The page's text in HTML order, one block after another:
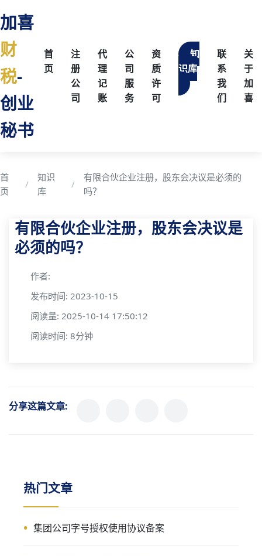
加喜
财
税-
创业
秘书
首
页
注
册
公
司
代
理
记
账
公
司
服
务
资
质
许
可
知
识库
联
系
我
们
关
于
加
喜
首
页
知识
库
有限合伙企业注册，股东会决议是必须的
吗？
有限合伙企业注册，股东会决议是
必须的吗？
作者:
发布时间: 2023-10-15
阅读量: 2025-10-14 17:50:12
阅读时间: 8分钟
分享这篇文章:
热门文章
集团公司字号授权使用协议备案